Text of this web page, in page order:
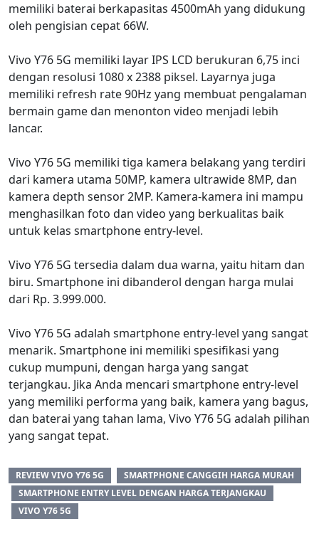
memiliki baterai berkapasitas 4500mAh yang didukung
oleh pengisian cepat 66W.
Vivo Y76 5G memiliki layar IPS LCD berukuran 6,75 inci
dengan resolusi 1080 x 2388 piksel. Layarnya juga
memiliki refresh rate 90Hz yang membuat pengalaman
bermain game dan menonton video menjadi lebih
lancar.
Vivo Y76 5G memiliki tiga kamera belakang yang terdiri
dari kamera utama 50MP, kamera ultrawide 8MP, dan
kamera depth sensor 2MP. Kamera-kamera ini mampu
menghasilkan foto dan video yang berkualitas baik
untuk kelas smartphone entry-level.
Vivo Y76 5G tersedia dalam dua warna, yaitu hitam dan
biru. Smartphone ini dibanderol dengan harga mulai
dari Rp. 3.999.000.
Vivo Y76 5G adalah smartphone entry-level yang sangat
menarik. Smartphone ini memiliki spesifikasi yang
cukup mumpuni, dengan harga yang sangat
terjangkau. Jika Anda mencari smartphone entry-level
yang memiliki performa yang baik, kamera yang bagus,
dan baterai yang tahan lama, Vivo Y76 5G adalah pilihan
yang sangat tepat.
REVIEW VIVO Y76 5G
SMARTPHONE CANGGIH HARGA MURAH
SMARTPHONE ENTRY LEVEL DENGAN HARGA TERJANGKAU
VIVO Y76 5G